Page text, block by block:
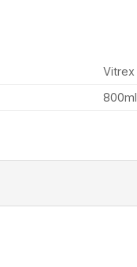
Vitrex
800ml